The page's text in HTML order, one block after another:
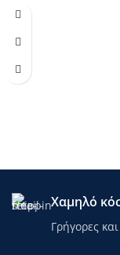
Υλικό: Πλέγμα - EVA -
Τροχοι: PU64 mm / 82A
Δέστρες:
Χαμηλό
Γρήγορες